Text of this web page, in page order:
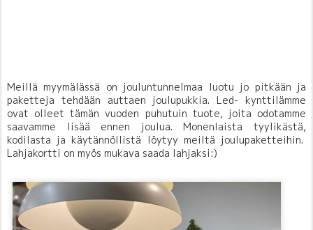
Meillä myymälässä on jouluntunnelmaa luotu jo pitkään ja
paketteja tehdään auttaen joulupukkia. Led- kynttilämme
ovat olleet tämän vuoden puhutuin tuote, joita odotamme
saavamme lisää ennen joulua. Monenlaista tyylikästä,
kodilasta ja käytännöllistä löytyy meiltä joulupaketteihin.
Lahjakortti on myös mukava saada lahjaksi:)